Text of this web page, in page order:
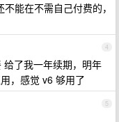
能在不需自己付费的，
4
了我一年续期，明年
，感觉 v6 够用了
5